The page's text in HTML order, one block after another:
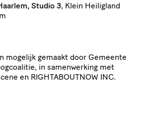
Studio 3, Klein Heiligland
mogelijk gemaakt door Gemeente
in samen­wer­king met
en RIGHTABOUTNOW INC.